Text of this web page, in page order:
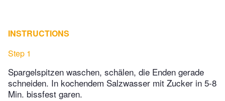
INSTRUCTIONS
Step 1
Spargelspitzen waschen, schälen, die Enden gerade
schneiden. In kochendem Salzwasser mit Zucker in 5-8
Min. bissfest garen.